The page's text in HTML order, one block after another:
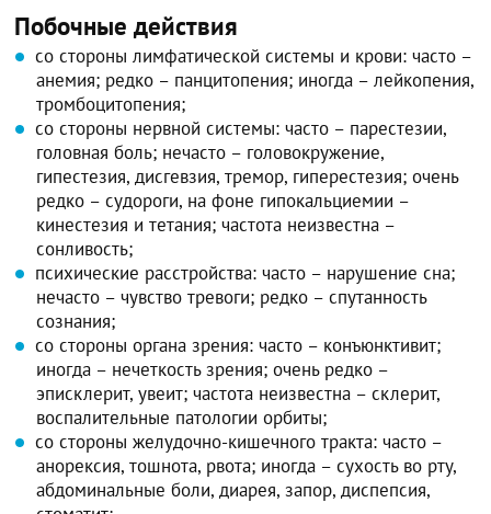
Побочные действия
со стороны лимфатической системы и крови: часто –
анемия; редко – панцитопения; иногда – лейкопения,
тромбоцитопения;
со стороны нервной системы: часто – парестезии,
головная боль; нечасто – головокружение,
гипестезия, дисгевзия, тремор, гиперестезия; очень
редко – судороги, на фоне гипокальциемии –
кинестезия и тетания; частота неизвестна –
сонливость;
психические расстройства: часто – нарушение сна;
нечасто – чувство тревоги; редко – спутанность
сознания;
со стороны органа зрения: часто – конъюнктивит;
иногда – нечеткость зрения; очень редко –
эписклерит, увеит; частота неизвестна – склерит,
воспалительные патологии орбиты;
со стороны желудочно-кишечного тракта: часто –
анорексия, тошнота, рвота; иногда – сухость во рту,
абдоминальные боли, диарея, запор, диспепсия,